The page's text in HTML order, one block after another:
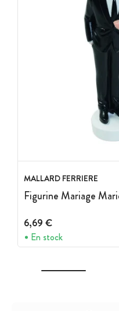
MALLARD FERRIERE
Figurine Mariage
6,69 €
En stock